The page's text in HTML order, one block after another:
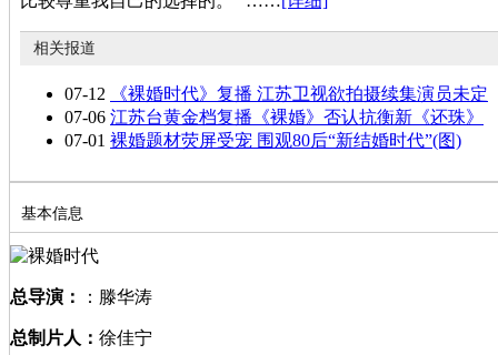
相关报道
07-12
《裸婚时代》复播 江苏卫视欲拍摄续集演员未定
07-06 江苏台黄金档复播《裸婚》否认抗衡新《还珠》
07-01 裸婚题材荧屏受宠 围观80后“新结婚时代”(图)
基本信息
总导演： ：滕华涛
总制片人： 徐佳宁